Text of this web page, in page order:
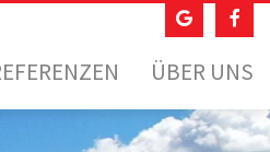
ÜBER UNS